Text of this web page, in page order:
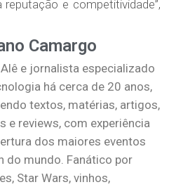
e competitividade”,
Camargo
e jornalista especializado
há cerca de 20 anos,
textos, matérias, artigos,
e reviews, com experiência
dos maiores eventos
do mundo. Fanático por
Star Wars, vinhos,